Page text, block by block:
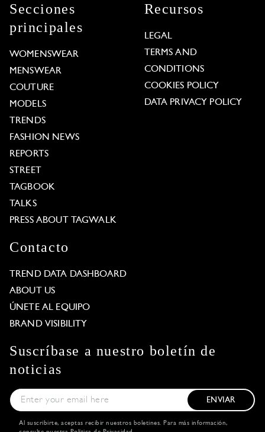
Secciones
principales
WOMENSWEAR
MENSWEAR
COUTURE
MODELS
TRENDS
FASHION NEWS
REPORTS
STREET
TAGBOOK
TALKS
PRESS ABOUT TAGWALK
Recursos
LEGAL
TERMS AND
CONDITIONS
COOKIES POLICY
DATA PRIVACY POLICY
Contacto
TREND DATA DASHBOARD
ABOUT US
ÚNETE AL EQUIPO
BRAND VISIBILITY
Suscríbase a nuestro boletín de
noticias
ENVIAR
Al suscribirte, aceptas recibir nuestros boletines. Para más información,